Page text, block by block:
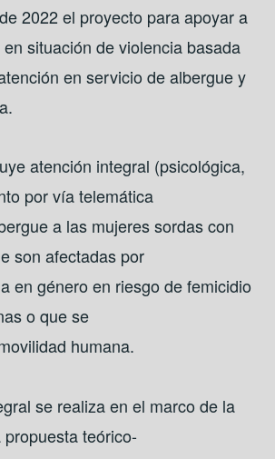
2022 el proyecto para apoyar a
situación de violencia basada
en servicio de albergue y
atención integral (psicológica,
por vía telemática
a las mujeres sordas con
son afectadas por
en género en riesgo de femicidio
o que se
humana.
se realiza en el marco de la
teórico-